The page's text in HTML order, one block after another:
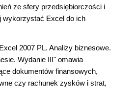
ze sfery przedsiębiorczości i
wykorzystać Excel do ich
2007 PL. Analizy biznesowe.
Wydanie III" omawia
dokumentów finansowych,
czy rachunek zysków i strat,